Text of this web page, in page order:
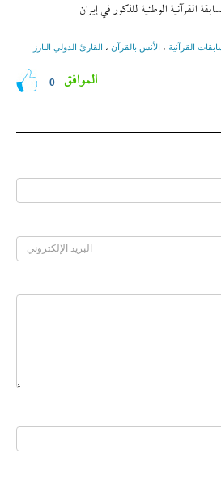
القرآنية الوطنية للذكور في إیران
القرآنیة ، الأنس بالقرآن ، القارئ الدولي البارز
0 الموافق